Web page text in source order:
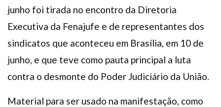
junho foi tirada no encontro da Diretoria
Executiva da Fenajufe e de representantes dos
sindicatos que aconteceu em Brasília, em 10 de
junho, e que teve como pauta principal a luta
contra o desmonte do Poder Judiciário da União.
Material para ser usado na manifestação, como